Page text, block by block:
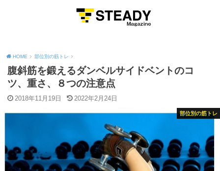
HOME 部位別の筋トレ
腹斜筋を鍛えるダンベルサイドベントのコ
ツ、重さ、８つの注意点
2018年11月19日 2022年2月24日
部位別の筋トレ